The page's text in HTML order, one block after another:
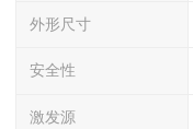
外形尺寸
安全性
激发源